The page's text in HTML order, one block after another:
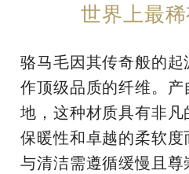
世界上最
骆马毛因其传奇般的
作顶级品质的纤维。产
地，这种材质具有非
保暖性和卓越的柔软
与清洁需遵循缓慢且